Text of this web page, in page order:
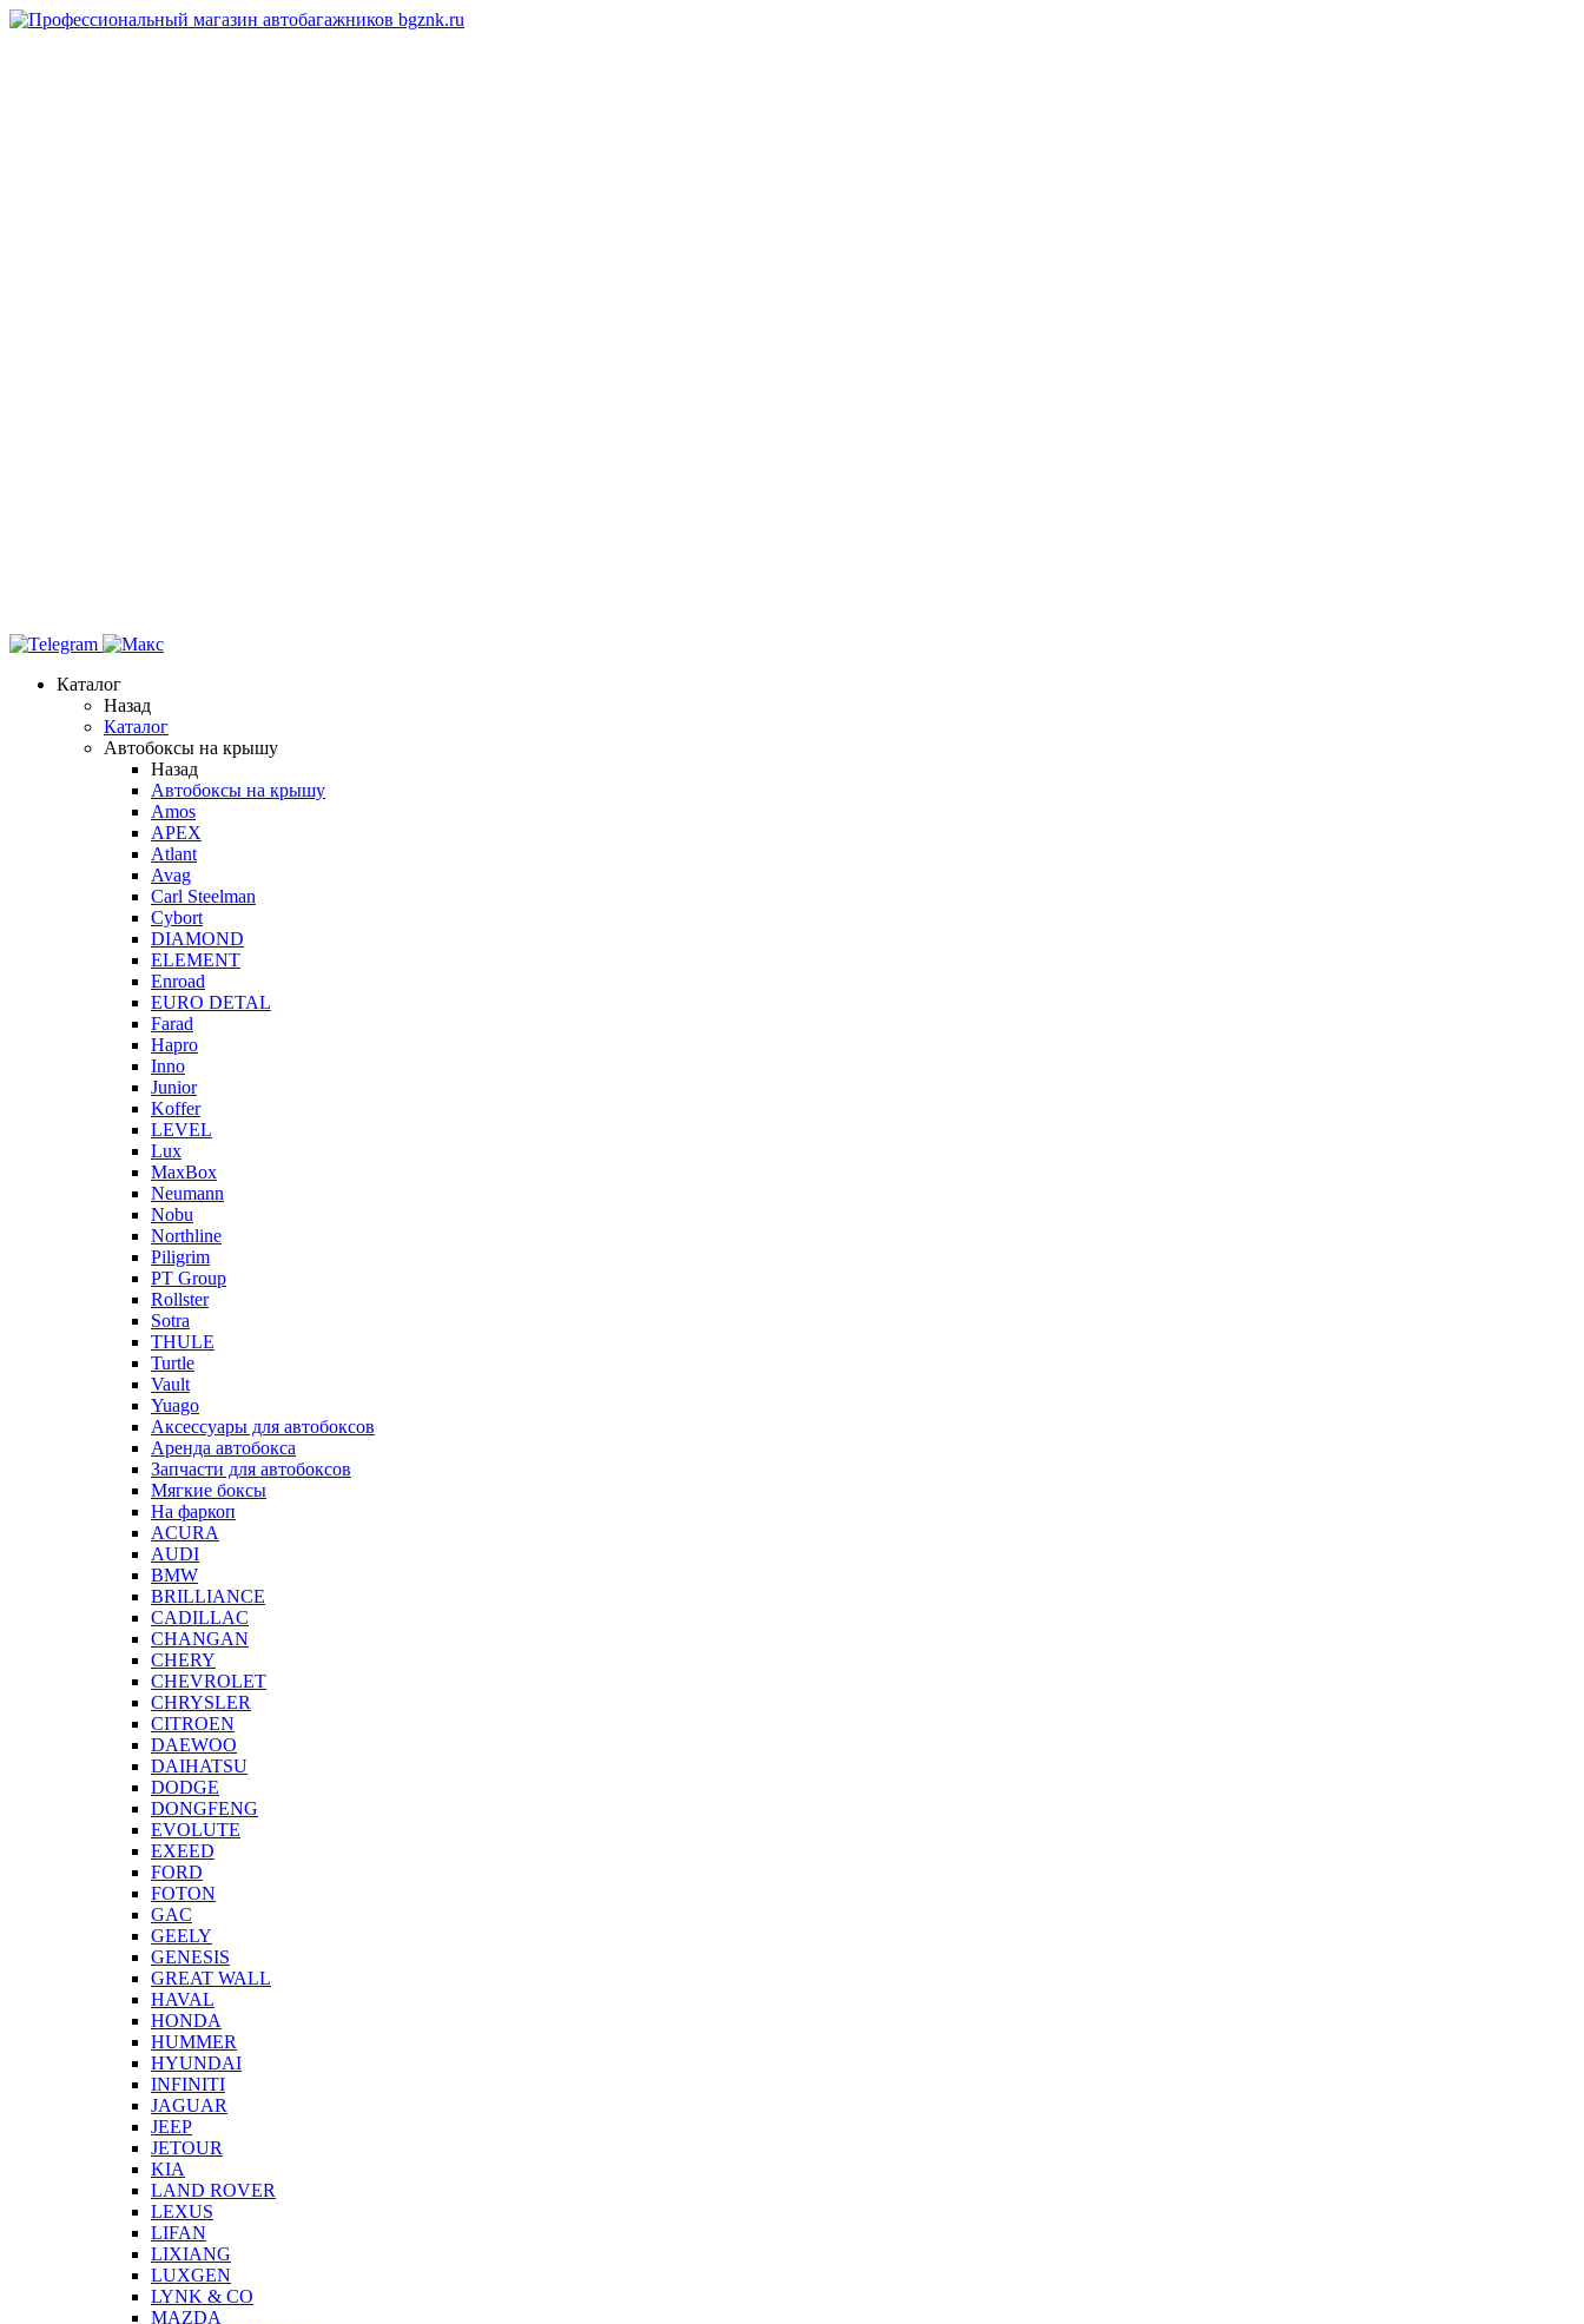
Каталог
Назад
Каталог
Автобоксы на крышу
Назад
Автобоксы на крышу
Amos
APEX
Atlant
Avag
Carl Steelman
Cybort
DIAMOND
ELEMENT
Enroad
EURO DETAL
Farad
Hapro
Inno
Junior
Koffer
LEVEL
Lux
MaxBox
Neumann
Nobu
Northline
Piligrim
PT Group
Rollster
Sotra
THULE
Turtle
Vault
Yuago
Аксессуары для автобоксов
Аренда автобокса
Запчасти для автобоксов
Мягкие боксы
На фаркоп
ACURA
AUDI
BMW
BRILLIANCE
CADILLAC
CHANGAN
CHERY
CHEVROLET
CHRYSLER
CITROEN
DAEWOO
DAIHATSU
DODGE
DONGFENG
EVOLUTE
EXEED
FORD
FOTON
GAC
GEELY
GENESIS
GREAT WALL
HAVAL
HONDA
HUMMER
HYUNDAI
INFINITI
JAGUAR
JEEP
JETOUR
KIA
LAND ROVER
LEXUS
LIFAN
LIXIANG
LUXGEN
LYNK & CO
MAZDA